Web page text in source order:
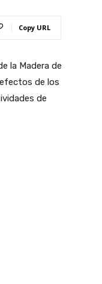
Copy URL
la Madera de
de los
de